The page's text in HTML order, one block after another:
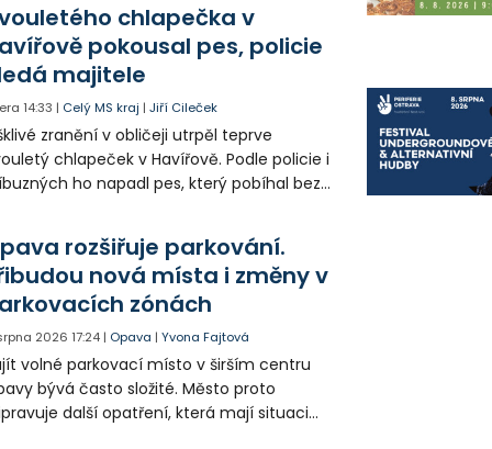
chlapečka v
pokousal pes, policie
majitele
14:33 | Celý MS kraj |Jiří Cileček
zranění v obličeji utrpěl teprve
chlapeček v Havířově. Podle policie i
ho napadl pes, který pobíhal bez
psa hledá.
rozšiřuje parkování.
nová místa i změny v
zónách
2026 17:24 | Opava |Yvona Fajtová
volné parkovací místo v širším centru
bývá často složité. Město proto
další opatření, která mají situaci